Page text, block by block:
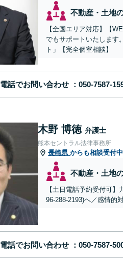
不動産・土地
【全国エリア対応】【
でもサポートいたします
ト」【完全個室相談】
電話でお問い合わせ
木野 博徳 弁護士
熊本セントラル法律事務所
長崎県 からも相談受付中
不動産・土地
【土日電話予約受付可
96-288-2193)へ／感情的
電話でお問い合わせ